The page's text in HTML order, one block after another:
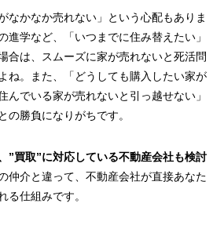
なかなか売れない」という心配もありま
進学など、「いつまでに住み替えたい」
合は、スムーズに家が売れないと死活問
ね。また、「どうしても購入したい家が
んでいる家が売れないと引っ越せない」
の勝負になりがちです。
”買取”に対応している不動産会社も検討
仲介と違って、不動産会社が直接あなた
る仕組みです。